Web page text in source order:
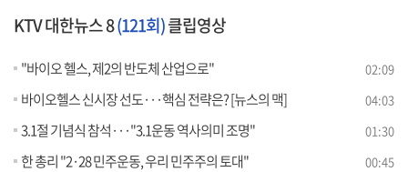
KTV 대한뉴스 8(121회)클립영상
"바이오 헬스, 제2의 반도체 산업으로" 02:09
바이오헬스 신시장 선도···핵심 전략은? [뉴스의 맥] 04:03
3.1절 기념식 참석···"3.1운동 역사의미 조명" 01:30
한 총리 "2·28 민주운동, 우리 민주주의 토대" 00:45